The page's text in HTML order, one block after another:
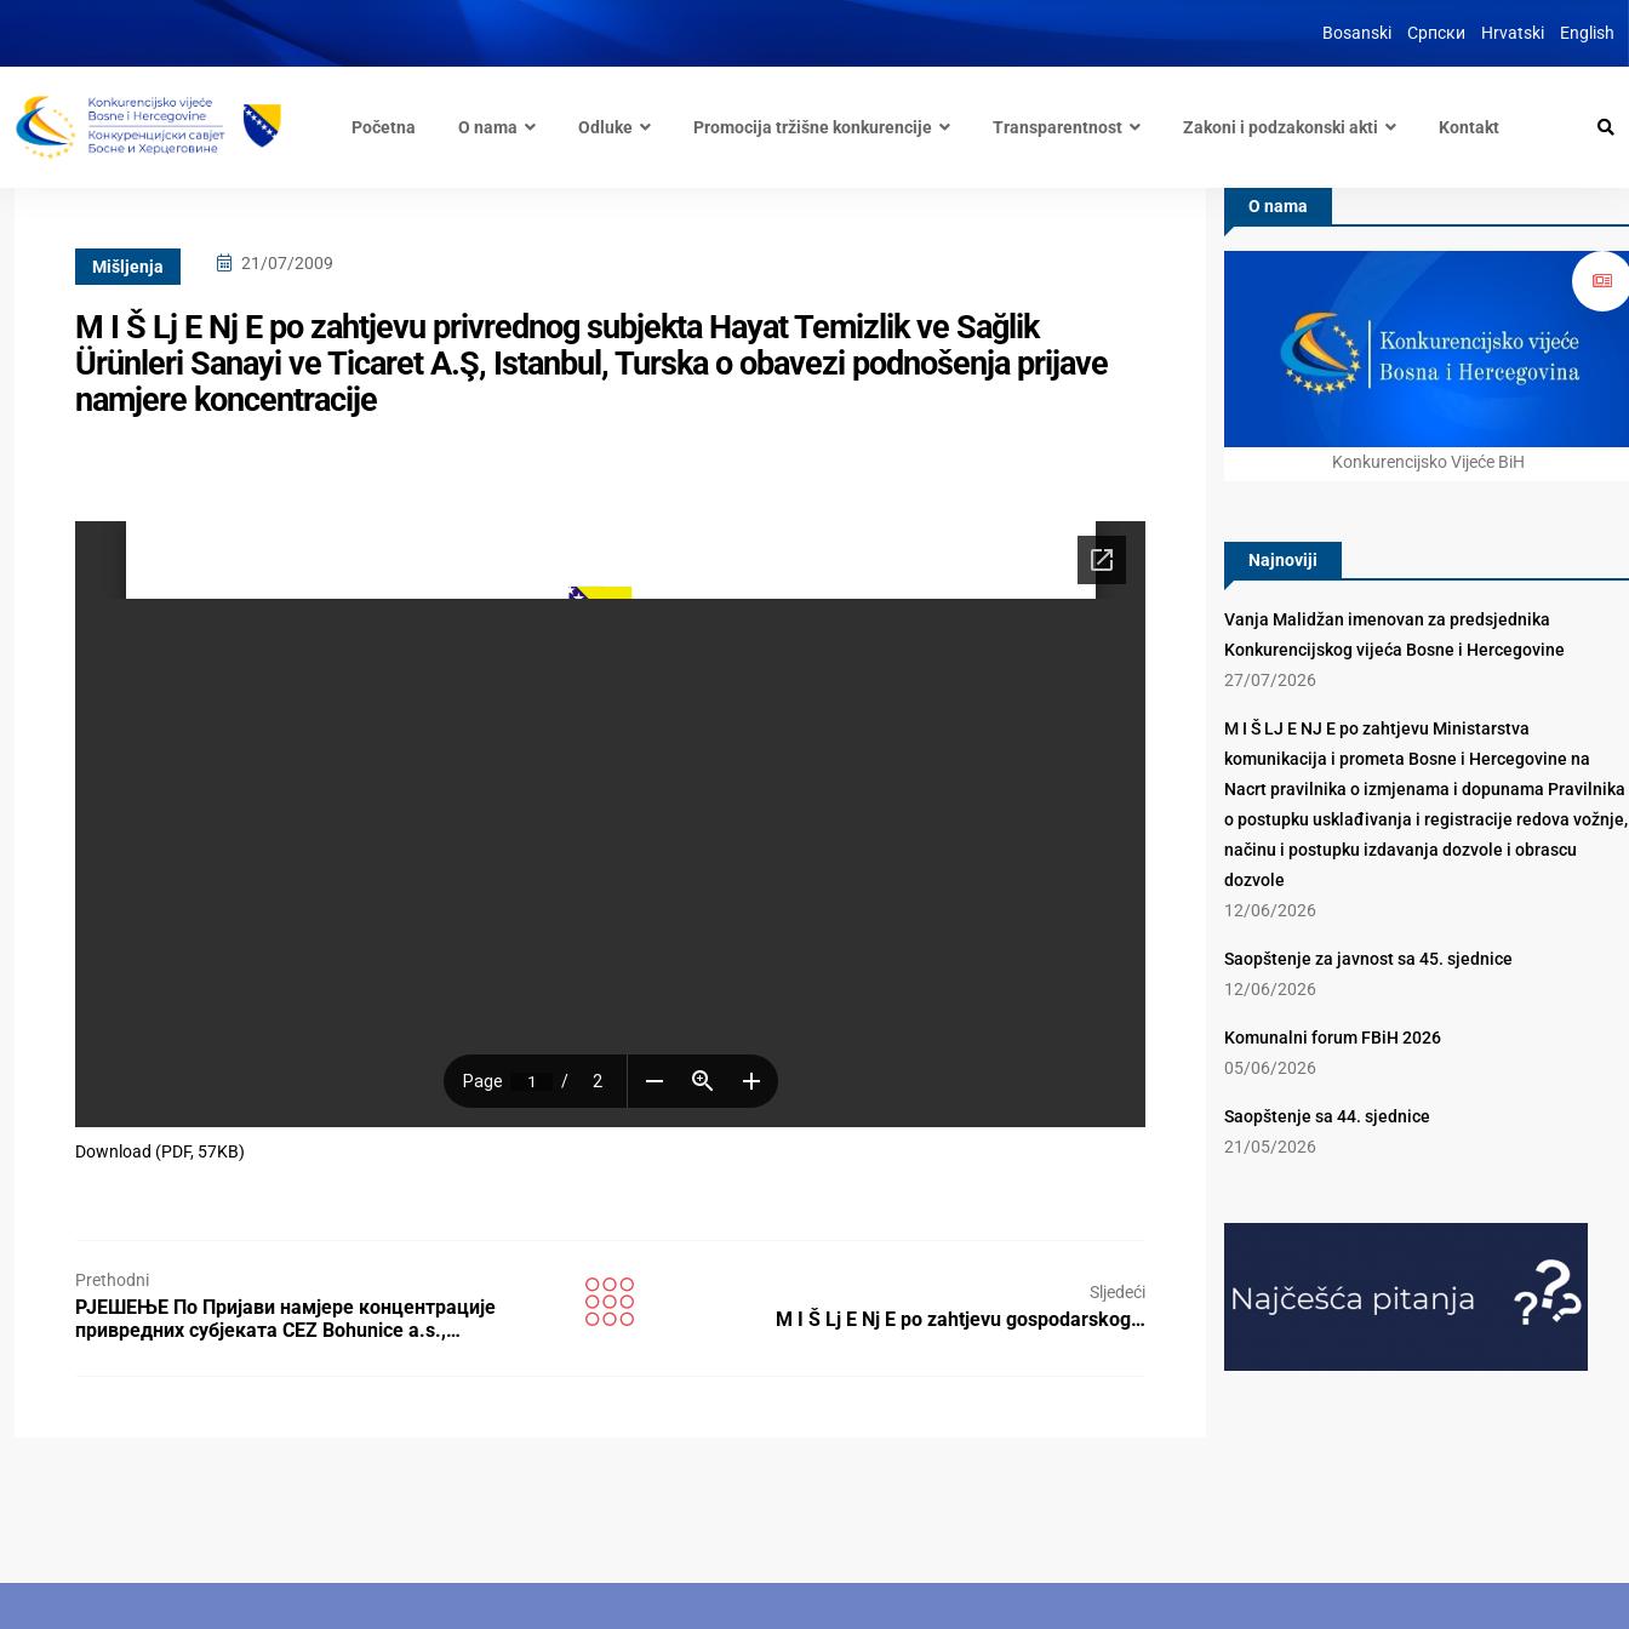
Bosanski Српски Hrvatski English
Početna O nama Odluke Promocija tržišne konkurencije Transparentnost Zakoni i podzakonski akti Kontakt
Mišljenja 21/07/2009
M I Š Lj E Nj E po zahtjevu privrednog subjekta Hayat Temizlik ve Sağlik
Ürünleri Sanayi ve Ticaret A.Ş, Istanbul, Turska o obavezi podnošenja prijave
namjere koncentracije
Download (PDF, 57KB)
Prethodni
РЈЕШЕЊЕ По Пријави намјере концентрације
привредних субјеката CEZ Bohunice a.s.,…
Sljedeći
M I Š Lj E Nj E po zahtjevu gospodarskog…
O nama
Konkurencijsko Vijeće BiH
Najnoviji
Vanja Malidžan imenovan za predsjednika
Konkurencijskog vijeća Bosne i Hercegovine
27/07/2026
M I Š LJ E NJ E po zahtjevu Ministarstva
komunikacija i prometa Bosne i Hercegovine na
Nacrt pravilnika o izmjenama i dopunama Pravilnika
o postupku usklađivanja i registracije redova vožnje,
načinu i postupku izdavanja dozvole i obrascu
dozvole
12/06/2026
Saopštenje za javnost sa 45. sjednice
12/06/2026
Komunalni forum FBiH 2026
05/06/2026
Saopštenje sa 44. sjednice
21/05/2026